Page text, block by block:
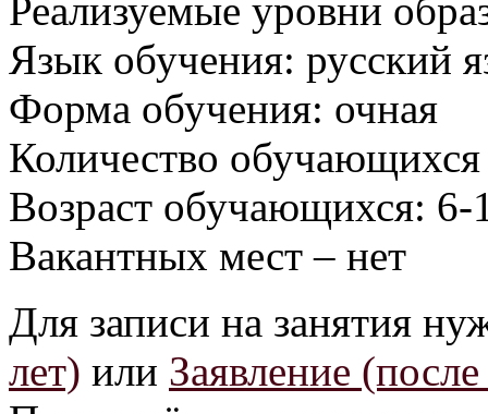
Реализуемые уровни
Язык обучения: русский
Форма обучения: очная
Количество
Возраст обучающихся: 6-
Вакантных мест – нет
Для записи на занятия
лет) или Заявление